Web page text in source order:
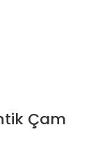
Çam